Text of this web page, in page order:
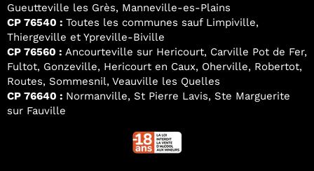
Gueutteville les Grès, Manneville-es-Plains
CP 76540 : Toutes les communes sauf Limpiville,
Thiergeville et Ypreville-Biville
CP 76560 : Ancourteville sur Hericourt, Carville Pot de Fer,
Fultot, Gonzeville, Hericourt en Caux, Oherville, Robertot,
Routes, Sommesnil, Veauville les Quelles
CP 76640 : Normanville, St Pierre Lavis, Ste Marguerite
sur Fauville